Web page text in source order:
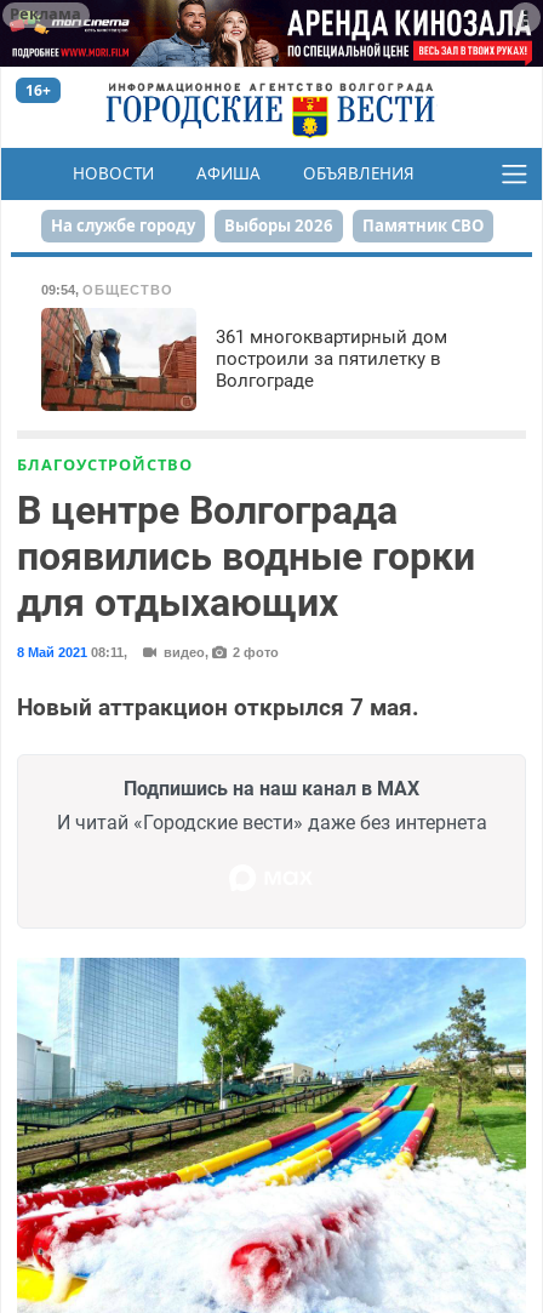
Реклама
16+
НОВОСТИ АФИША ОБЪЯВЛЕНИЯ
КОНКУРСЫ
На службе городу Выборы 2026 Памятник СВО
Набережная День Победы Реконструкция ЦПКиО
80-летие Победы Парк Героев-летчиков
09:54, ОБЩЕСТВО
361 многоквартирный дом
построили за пятилетку в
Волгограде
БЛАГОУСТРОЙСТВО
В центре Волгограда
появились водные горки
для отдыхающих
8 Май 202108:11, видео, 2 фото
Новый аттракцион открылся 7 мая.
Подпишись на наш канал в MAX
И читай «Городские вести» даже без интернета